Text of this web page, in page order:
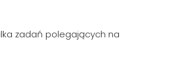
zadań polegających na